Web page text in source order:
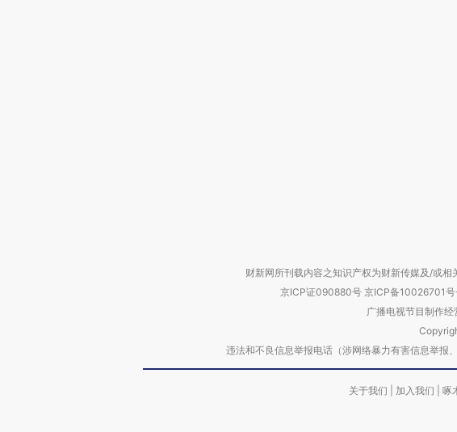
财新网所刊载内容之知识产权为财新传媒及/或相
京ICP证090880号 京ICP备10026701
广播电视节目制作
违法和不良信息举报电话（涉网络暴力有害信息举
关于我们 加入我们 啄